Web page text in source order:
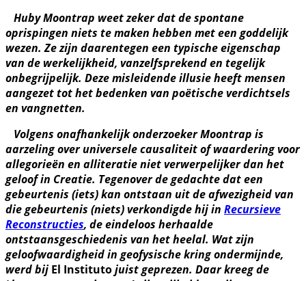
Huby Moontrap weet zeker dat de spontane
oprispingen niets te maken hebben met een goddelijk
wezen. Ze zijn daarentegen een typische eigenschap
van de werkelijkheid, vanzelfsprekend en tegelijk
onbegrijpelijk. Deze misleidende illusie heeft mensen
aangezet tot het bedenken van poëtische verdichtsels
en vangnetten.
Volgens onafhankelijk onderzoeker Moontrap is
aarzeling over universele causaliteit of waardering voor
allegorieën en alliteratie niet verwerpelijker dan het
geloof in Creatie. Tegenover de gedachte dat een
gebeurtenis (iets) kan ontstaan uit de afwezigheid van
die gebeurtenis (niets) verkondigde hij in Recursieve
Reconstructies, de eindeloos herhaalde
ontstaansgeschiedenis van het heelal. Wat zijn
geloofwaardigheid in geofysische kring ondermijnde,
werd bij El Institutojuist geprezen. Daar kreeg de